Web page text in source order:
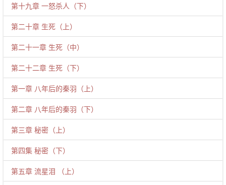
第十九章 一怒杀人（下）
第二十章 生死（上）
第二十一章 生死（中）
第二十二章 生死（下）
第一章 八年后的秦羽（上）
第二章 八年后的秦羽（下）
第三章 秘密（上）
第四集 秘密（下）
第五章 流星泪 （上）